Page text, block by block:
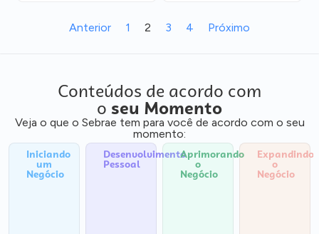
Anterior 1 2 3 4 Próximo
Conteúdos de acordo com
o seu Momento
Veja o que o Sebrae tem para você de acordo com o seu
momento:
Iniciando
um
Negócio
Desenvolvimento
Pessoal
Aprimorando
o
Negócio
Expandindo
o
Negócio